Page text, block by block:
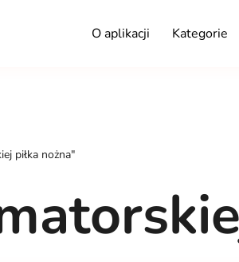
O aplikacji Kategorie
piłka nożna"